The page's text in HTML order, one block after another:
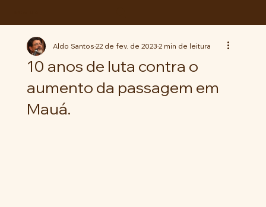
10 anos de luta contra o
aumento da passagem em
Mauá.
Aldo Santos22 de fev. de 20232 min de leitura